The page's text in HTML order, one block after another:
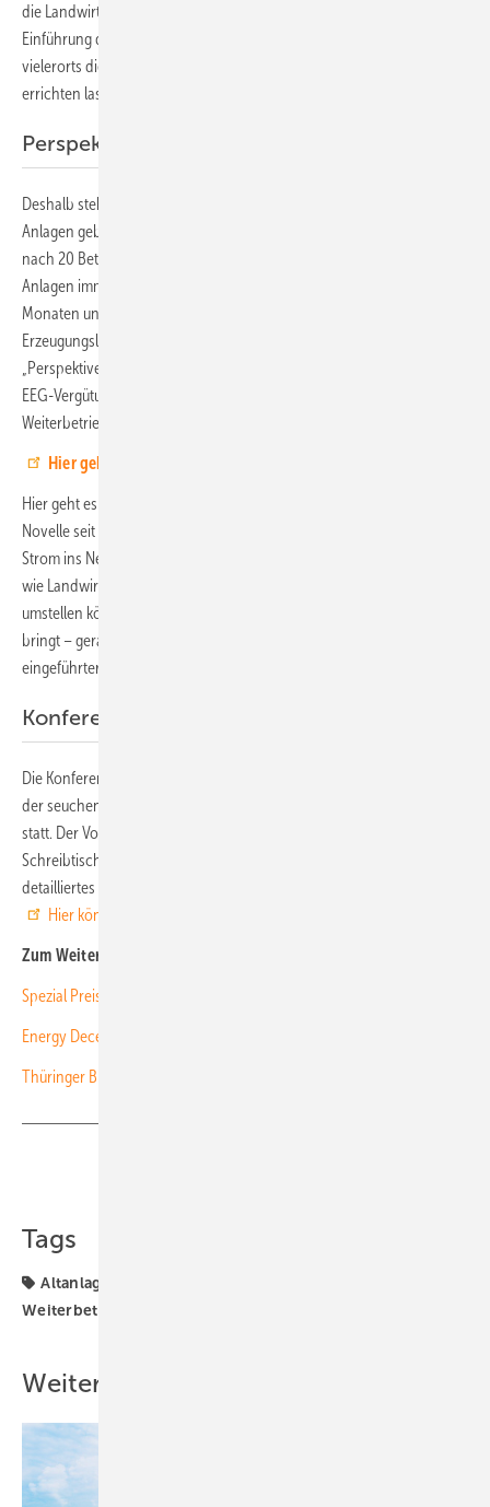
die Landwirte gehörten schließlich zu den ersten, die nach der
Einführung des EEG in die Photovoltaik investiert haben. Sie haben
vielerorts die üppigen Dachflächen genutzt und große Solaranlagen
errichten lassen.
Perspektiven aufzeigen
Deshalb stehen sie – anders als Hauseigentümer, die vor allem kleine
Anlagen gebaut haben – vor der Frage, was sie mit dem Generator
nach 20 Betriebsjahren machen sollen. Schließlich produzieren viele
Anlagen immer noch zuverlässig Strom. Damit in den nächsten
Monaten und Jahren nicht der umfangreiche Rückbau von solarer
Erzeugungsleistung beginnt, haben die Referenten der Konferenz
„Perspektiven für landwirtschaftliche PV-Anlagen nach dem Ende der
EEG-Vergütung“ die Informationen zusammengetragen, die einen
Weiterbetrieb ermöglichen.
Hier geht‘s zur Anmeldung
Hier geht es zum einen um die neuen Regelungen, die mit der EEG-
Novelle seit Jahresbeginn für Anlagen gelten, die weiterhin ihren
Strom ins Netz einspeisen. Es geht hier aber auch um Informationen,
wie Landwirte mit den Ü20-Anlagen auf den Eigenverbrauch
umstellen können und welche wirtschaftlichen Vorteile das mit sich
bringt – gerade in Zeiten steigender Stromkosten und neu
eingeführter CO2-Abgabe.
Konferenz findet im Internet statt
Die Konferenz findet am 15. April 2021 von 14 bis 17:30 Uhr aufgrund
der seuchenhygiensichen Beschränkungen als Onlineveranstaltung
statt. Der Vorteil: Sie können bequem von zu Hause oder vom
Schreibtisch im Betrieb teilnehmen. Weitere Informationen und ein
detailliertes Programm finden Sie auf der Webseite der Konferenz.
Hier können Sie sich auch anmelden
Zum Weiterlesen:
Spezial Preiswerter Eigenstrom für die Tierhaltung erschienen
Energy Decentral/Euro Tier: Großes Interesse an digitaler Messe
Thüringer Biohof stellt auf Solarstrom um
Tags
Altanlagen
Weiterbetrieb
Weitere Inhalte